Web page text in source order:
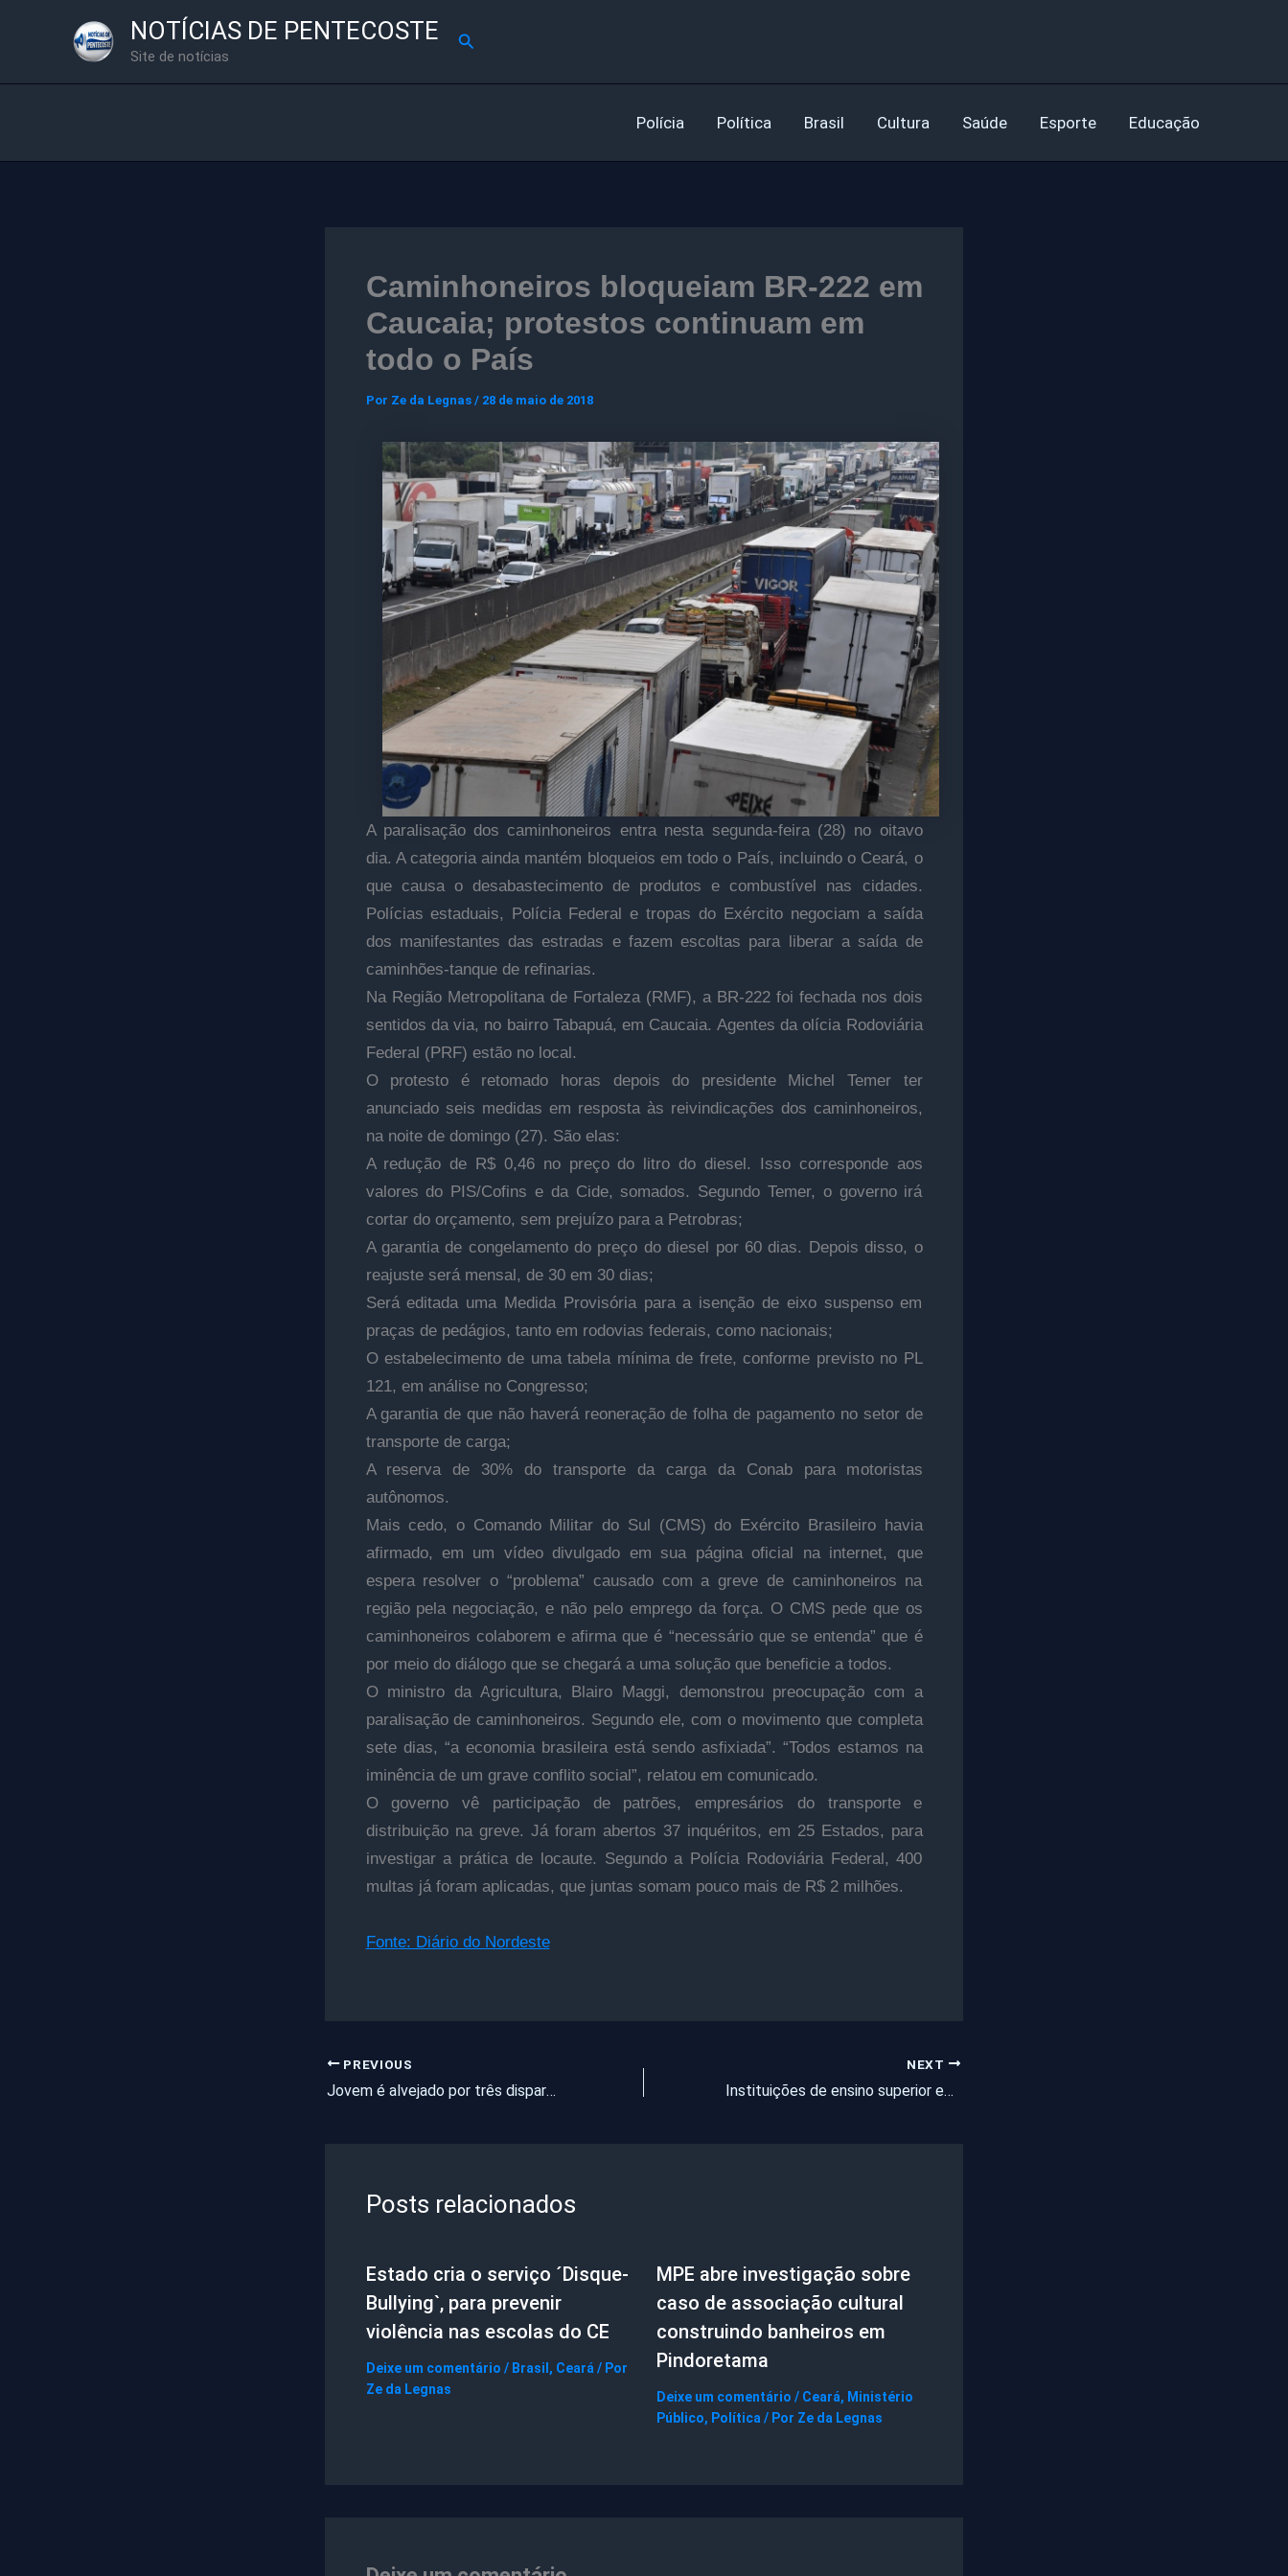
NOTÍCIAS DE PENTECOSTE
Site de notícias
Pesquisar
Polícia Política Brasil Cultura Saúde Esporte Educação
Caminhoneiros bloqueiam BR-222 em
Caucaia; protestos continuam em
todo o País
Por Ze da Legnas / 28 de maio de 2018
A paralisação dos caminhoneiros entra nesta segunda-feira (28) no oitavo
dia. A categoria ainda mantém bloqueios em todo o País, incluindo o Ceará, o
que causa o desabastecimento de produtos e combustível nas cidades.
Polícias estaduais, Polícia Federal e tropas do Exército negociam a saída
dos manifestantes das estradas e fazem escoltas para liberar a saída de
caminhões-tanque de refinarias.
Na Região Metropolitana de Fortaleza (RMF), a BR-222 foi fechada nos dois
sentidos da via, no bairro Tabapuá, em Caucaia. Agentes da olícia Rodoviária
Federal (PRF) estão no local.
O protesto é retomado horas depois do presidente Michel Temer ter
anunciado seis medidas em resposta às reivindicações dos caminhoneiros,
na noite de domingo (27). São elas:
A redução de R$ 0,46 no preço do litro do diesel. Isso corresponde aos
valores do PIS/Cofins e da Cide, somados. Segundo Temer, o governo irá
cortar do orçamento, sem prejuízo para a Petrobras;
A garantia de congelamento do preço do diesel por 60 dias. Depois disso, o
reajuste será mensal, de 30 em 30 dias;
Será editada uma Medida Provisória para a isenção de eixo suspenso em
praças de pedágios, tanto em rodovias federais, como nacionais;
O estabelecimento de uma tabela mínima de frete, conforme previsto no PL
121, em análise no Congresso;
A garantia de que não haverá reoneração de folha de pagamento no setor de
transporte de carga;
A reserva de 30% do transporte da carga da Conab para motoristas
autônomos.
Mais cedo, o Comando Militar do Sul (CMS) do Exército Brasileiro havia
afirmado, em um vídeo divulgado em sua página oficial na internet, que
espera resolver o “problema” causado com a greve de caminhoneiros na
região pela negociação, e não pelo emprego da força. O CMS pede que os
caminhoneiros colaborem e afirma que é “necessário que se entenda” que é
por meio do diálogo que se chegará a uma solução que beneficie a todos.
O ministro da Agricultura, Blairo Maggi, demonstrou preocupação com a
paralisação de caminhoneiros. Segundo ele, com o movimento que completa
sete dias, “a economia brasileira está sendo asfixiada”. “Todos estamos na
iminência de um grave conflito social”, relatou em comunicado.
O governo vê participação de patrões, empresários do transporte e
distribuição na greve. Já foram abertos 37 inquéritos, em 25 Estados, para
investigar a prática de locaute. Segundo a Polícia Rodoviária Federal, 400
multas já foram aplicadas, que juntas somam pouco mais de R$ 2 milhões.
Fonte: Diário do Nordeste
PREVIOUS
Jovem é alvejado por três disparos de arma de fogo no bairro Pedreira, em Pentecoste
NEXT
Instituições de ensino superior em Fortaleza funcionam normalmente nesta terça (29)
Posts relacionados
Estado cria o serviço ´Disque-
Bullying`, para prevenir
violência nas escolas do CE
Deixe um comentário / Brasil , Ceará / Por
Ze da Legnas
MPE abre investigação sobre
caso de associação cultural
construindo banheiros em
Pindoretama
Deixe um comentário / Ceará, Ministério
Público, Política / Por Ze da Legnas